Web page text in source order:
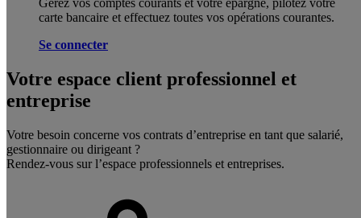
Gérez vos comptes courants et votre épargne, pilotez votre
carte bancaire et effectuez toutes vos opérations courantes.
Se connecter
Votre espace client professionnel et
entreprise
Votre besoin concerne vos contrats d’entreprise en tant que salarié,
gestionnaire ou dirigeant ?
Rendez-vous sur l’espace professionnels et entreprises.